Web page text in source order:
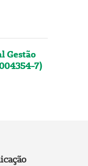
Gestão
7)